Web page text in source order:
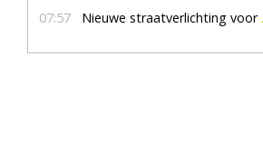
07:57 Nieuwe straatverlichting voor De Veldmaat en De Pas